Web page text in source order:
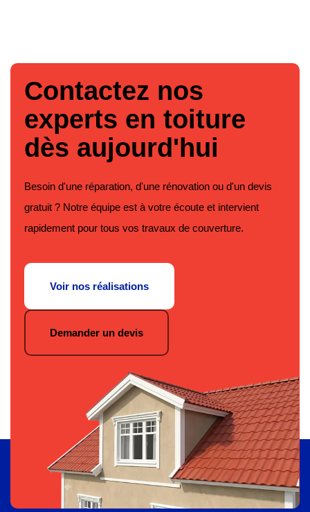
Contactez nos
experts en toiture
dès aujourd'hui
Besoin d'une réparation, d'une rénovation ou d'un devis
gratuit ? Notre équipe est à votre écoute et intervient
rapidement pour tous vos travaux de couverture.
Voir nos réalisations
Demander un devis